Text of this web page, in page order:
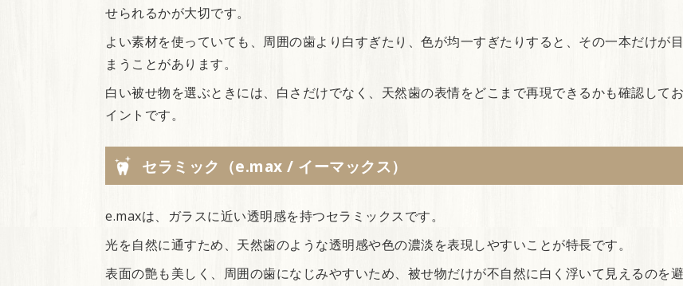
せられるかが大切です。
よい素材を使っていても、周囲の歯より白すぎたり、色が均一すぎたりすると、その一本だけが
まうことがあります。
白い被せ物を選ぶときには、白さだけでなく、天然歯の表情をどこまで再現できるかも確認して
イントです。
セラミック（e.max / イーマックス）
e.maxは、ガラスに近い透明感を持つセラミックスです。
光を自然に通すため、天然歯のような透明感や色の濃淡を表現しやすいことが特長です。
表面の艶も美しく、周囲の歯になじみやすいため、被せ物だけが不自然に白く浮いて見えるのを